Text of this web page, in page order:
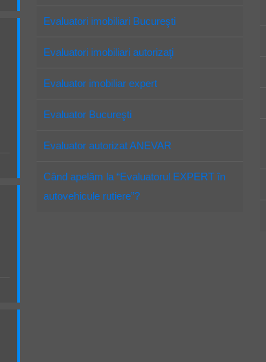
Evaluatori imobiliari Bucureşti
Evaluatori imobiliari autorizaţi
Evaluator imobiliar expert
Evaluator Bucureşti
Evaluator autorizat ANEVAR
Când apelăm la “Evaluatorul EXPERT în
autovehicule rutiere”?